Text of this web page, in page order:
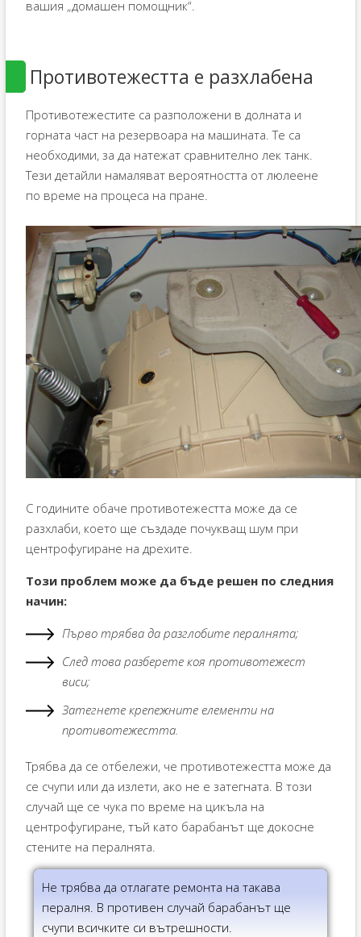
вашия „домашен помощник“.
Противотежестта е разхлабена
Противотежестите са разположени в долната и
горната част на резервоара на машината. Те са
необходими, за да натежат сравнително лек танк.
Тези детайли намаляват вероятността от люлеене
по време на процеса на пране.
С годините обаче противотежестта може да се
разхлаби, което ще създаде почукващ шум при
центрофугиране на дрехите.
Този проблем може да бъде решен по следния
начин:
Първо трябва да разглобите пералнята;
След това разберете коя противотежест
виси;
Затегнете крепежните елементи на
противотежестта.
Трябва да се отбележи, че противотежестта може да
се счупи или да излети, ако не е затегната. В този
случай ще се чука по време на цикъла на
центрофугиране, тъй като барабанът ще докосне
стените на пералнята.
Не трябва да отлагате ремонта на такава
пералня. В противен случай барабанът ще
счупи всичките си вътрешности.